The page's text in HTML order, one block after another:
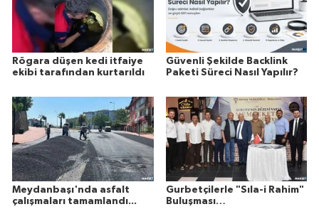
Rögara düşen kedi itfaiye
ekibi tarafından kurtarıldı
Güvenli Şekilde Backlink
Paketi Süreci Nasıl Yapılır?
Meydanbaşı'nda asfalt
çalışmaları tamamlandı...
Gurbetçilerle "Sıla-i Rahim"
Buluşması…